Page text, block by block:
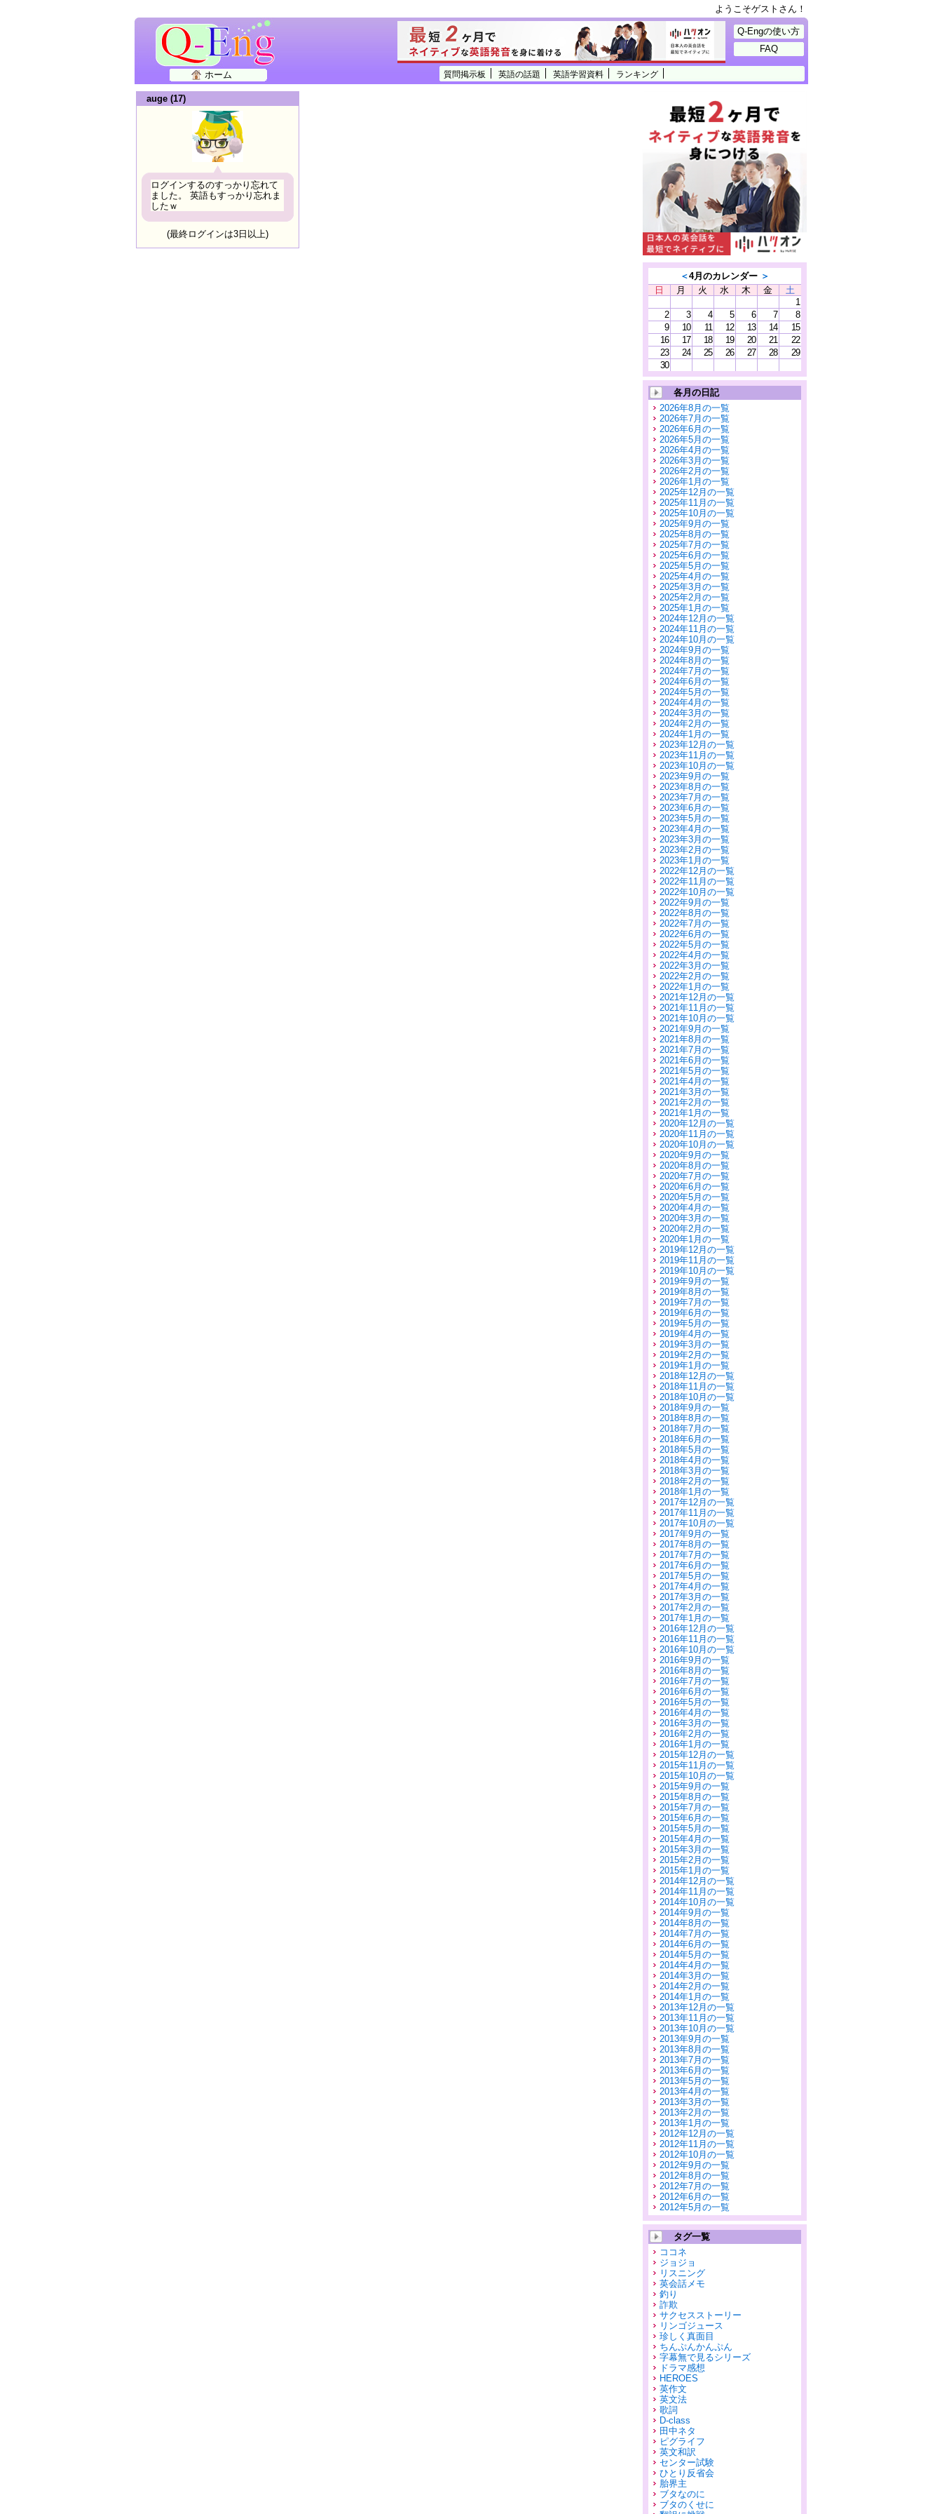
ようこそゲストさん！
質問掲示板 英語の話題 英語学習資料 ランキング
ホーム
Q-Engの使い方
FAQ
auge (17)
ログインするのすっかり忘れて
ました。 英語もすっかり忘れま
したｗ
(最終ログインは3日以上)
＜4月のカレンダー ＞
日
月 火 水 木 金
土
1
2
3 4 5 6 7
8
9
10 11 12 13 14
15
16
17 18 19 20 21
22
23
24 25 26 27 28
29
30
各月の日記
2026年8月の一覧
2026年7月の一覧
2026年6月の一覧
2026年5月の一覧
2026年4月の一覧
2026年3月の一覧
2026年2月の一覧
2026年1月の一覧
2025年12月の一覧
2025年11月の一覧
2025年10月の一覧
2025年9月の一覧
2025年8月の一覧
2025年7月の一覧
2025年6月の一覧
2025年5月の一覧
2025年4月の一覧
2025年3月の一覧
2025年2月の一覧
2025年1月の一覧
2024年12月の一覧
2024年11月の一覧
2024年10月の一覧
2024年9月の一覧
2024年8月の一覧
2024年7月の一覧
2024年6月の一覧
2024年5月の一覧
2024年4月の一覧
2024年3月の一覧
2024年2月の一覧
2024年1月の一覧
2023年12月の一覧
2023年11月の一覧
2023年10月の一覧
2023年9月の一覧
2023年8月の一覧
2023年7月の一覧
2023年6月の一覧
2023年5月の一覧
2023年4月の一覧
2023年3月の一覧
2023年2月の一覧
2023年1月の一覧
2022年12月の一覧
2022年11月の一覧
2022年10月の一覧
2022年9月の一覧
2022年8月の一覧
2022年7月の一覧
2022年6月の一覧
2022年5月の一覧
2022年4月の一覧
2022年3月の一覧
2022年2月の一覧
2022年1月の一覧
2021年12月の一覧
2021年11月の一覧
2021年10月の一覧
2021年9月の一覧
2021年8月の一覧
2021年7月の一覧
2021年6月の一覧
2021年5月の一覧
2021年4月の一覧
2021年3月の一覧
2021年2月の一覧
2021年1月の一覧
2020年12月の一覧
2020年11月の一覧
2020年10月の一覧
2020年9月の一覧
2020年8月の一覧
2020年7月の一覧
2020年6月の一覧
2020年5月の一覧
2020年4月の一覧
2020年3月の一覧
2020年2月の一覧
2020年1月の一覧
2019年12月の一覧
2019年11月の一覧
2019年10月の一覧
2019年9月の一覧
2019年8月の一覧
2019年7月の一覧
2019年6月の一覧
2019年5月の一覧
2019年4月の一覧
2019年3月の一覧
2019年2月の一覧
2019年1月の一覧
2018年12月の一覧
2018年11月の一覧
2018年10月の一覧
2018年9月の一覧
2018年8月の一覧
2018年7月の一覧
2018年6月の一覧
2018年5月の一覧
2018年4月の一覧
2018年3月の一覧
2018年2月の一覧
2018年1月の一覧
2017年12月の一覧
2017年11月の一覧
2017年10月の一覧
2017年9月の一覧
2017年8月の一覧
2017年7月の一覧
2017年6月の一覧
2017年5月の一覧
2017年4月の一覧
2017年3月の一覧
2017年2月の一覧
2017年1月の一覧
2016年12月の一覧
2016年11月の一覧
2016年10月の一覧
2016年9月の一覧
2016年8月の一覧
2016年7月の一覧
2016年6月の一覧
2016年5月の一覧
2016年4月の一覧
2016年3月の一覧
2016年2月の一覧
2016年1月の一覧
2015年12月の一覧
2015年11月の一覧
2015年10月の一覧
2015年9月の一覧
2015年8月の一覧
2015年7月の一覧
2015年6月の一覧
2015年5月の一覧
2015年4月の一覧
2015年3月の一覧
2015年2月の一覧
2015年1月の一覧
2014年12月の一覧
2014年11月の一覧
2014年10月の一覧
2014年9月の一覧
2014年8月の一覧
2014年7月の一覧
2014年6月の一覧
2014年5月の一覧
2014年4月の一覧
2014年3月の一覧
2014年2月の一覧
2014年1月の一覧
2013年12月の一覧
2013年11月の一覧
2013年10月の一覧
2013年9月の一覧
2013年8月の一覧
2013年7月の一覧
2013年6月の一覧
2013年5月の一覧
2013年4月の一覧
2013年3月の一覧
2013年2月の一覧
2013年1月の一覧
2012年12月の一覧
2012年11月の一覧
2012年10月の一覧
2012年9月の一覧
2012年8月の一覧
2012年7月の一覧
2012年6月の一覧
2012年5月の一覧
タグ一覧
ココネ
ジョジョ
リスニング
英会話メモ
釣り
詐欺
サクセスストーリー
リンゴジュース
珍しく真面目
ちんぷんかんぷん
字幕無で見るシリーズ
ドラマ感想
HEROES
英作文
英文法
歌詞
D-class
田中ネタ
ピグライフ
英文和訳
センター試験
ひとり反省会
胎界主
ブタなのに
ブタのくせに